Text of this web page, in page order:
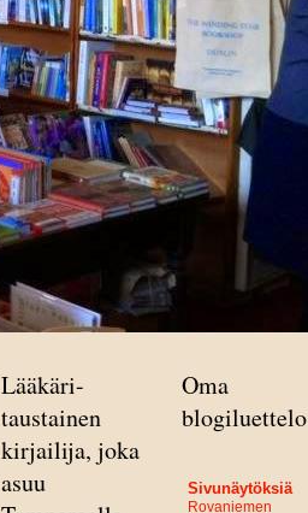
Lääkäri-
taustainen
kirjailija, joka
asuu
Oma
blogiluettelo
Sivunäytöksiä
Rovaniemen